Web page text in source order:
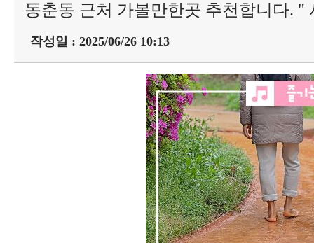
동춘동 근처 가볼만한곳 추천합니다. "
작성일 : 2025/06/26 10:13